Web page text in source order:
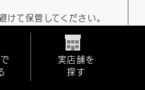
実店舗を
探す
て保管してください。
あります。